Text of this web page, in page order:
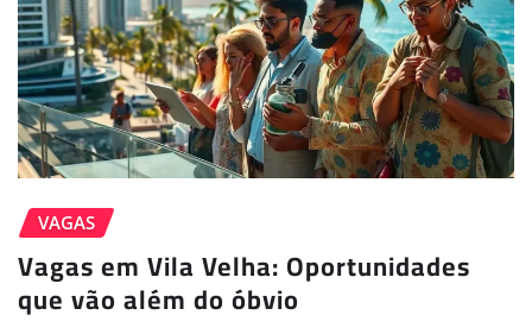
VAGAS
Vagas em Vila Velha: Oportunidades
que vão além do óbvio